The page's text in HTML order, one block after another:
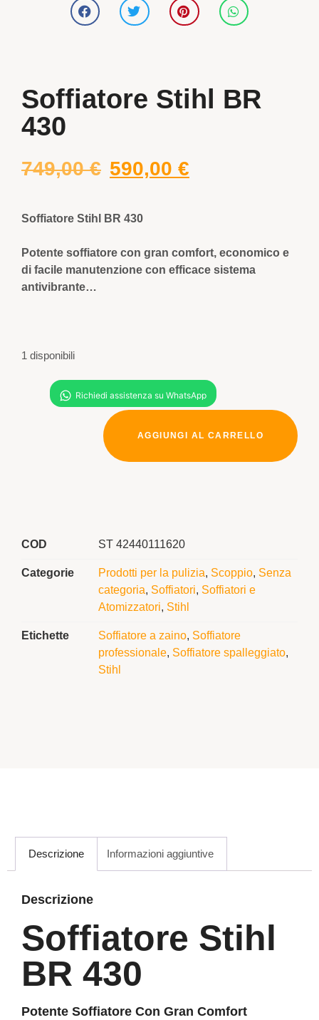
Soffiatore Stihl BR
430
749,00€ 590,00 €
Soffiatore Stihl BR 430
Potente soffiatore con gran comfort, economico e
di facile manutenzione con efficace sistema
antivibrante…
1 disponibili
AGGIUNGI AL CARRELLO
COD ST 42440111620
Categorie Prodotti per la pulizia, Scoppio, Senza
categoria, Soffiatori, Soffiatori e
Atomizzatori, Stihl
Etichette Soffiatore a zaino, Soffiatore
professionale, Soffiatore spalleggiato,
Stihl
Descrizione Informazioni aggiuntive
Descrizione
Soffiatore Stihl
BR 430
Potente Soffiatore Con Gran Comfort